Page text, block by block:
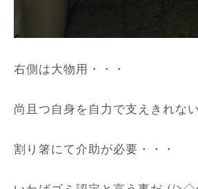
右側は大物用・・・
尚且つ自身を自力で支えきれな
割り箸にて介助が必要・・・